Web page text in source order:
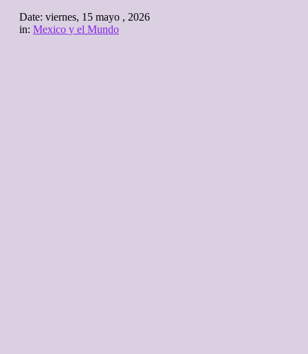
Date: viernes, 15 mayo , 2026
in: Mexico y el Mundo